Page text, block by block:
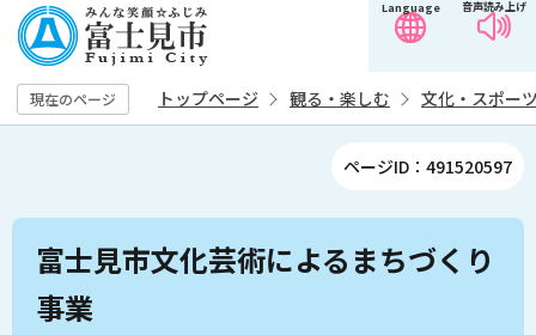
の
ペ
ー
音声読み上げ
Language
現在のページ トップページ 観る・楽しむ 文化・スポー
ページID：491520597
本
富士見市文化芸術によるまちづくり
事業